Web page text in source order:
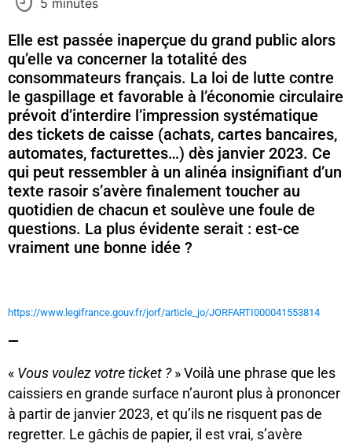
Elle est passée inaperçue du grand public alors
qu’elle va concerner la totalité des
consommateurs français. La loi de lutte contre
le gaspillage et favorable à l’économie circulaire
prévoit d’interdire l’impression systématique
des tickets de caisse (achats, cartes bancaires,
automates, facturettes…) dès janvier 2023. Ce
qui peut ressembler à un alinéa insignifiant d’un
texte rasoir s’avère finalement toucher au
quotidien de chacun et soulève une foule de
questions. La plus évidente serait : est-ce
vraiment une bonne idée ?
https://www.legifrance.gouv.fr/jorf/article_jo/JORFARTI000041553814
—
« Vous voulez votre ticket ?» Voilà une phrase que les
caissiers en grande surface n’auront plus à prononcer
à partir de janvier 2023, et qu’ils ne risquent pas de
regretter. Le gâchis de papier, il est vrai, s’avère